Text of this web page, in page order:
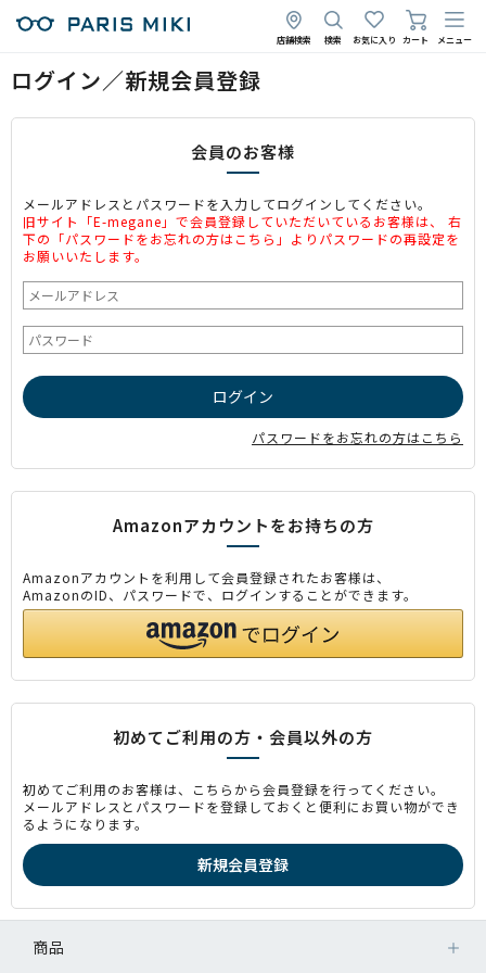
店舗検索 検索 お気に入り カート メニュー
ログイン／新規会員登録
会員のお客様
メールアドレスとパスワードを入力してログインしてください。
旧サイト「E-megane」で会員登録していただいているお客様は、 右
下の「パスワードをお忘れの方はこちら」よりパスワードの再設定を
お願いいたします。
パスワードをお忘れの方はこちら
Amazonアカウントをお持ちの方
Amazonアカウントを利用して会員登録されたお客様は、
AmazonのID、パスワードで、ログインすることができます。
初めてご利用の方・会員以外の方
初めてご利用のお客様は、こちらから会員登録を行ってください。
メールアドレスとパスワードを登録しておくと便利にお買い物ができ
るようになります。
商品